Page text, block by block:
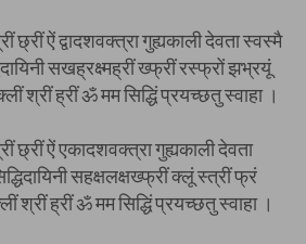
छ्रीं ऐं द्वादशवक्त्रा गुह्यकाली देवता स्वस्मै
सखह्रक्ष्मह्रीं ख्फ्रीं रस्फ्रों झभ्रयूं
श्रीं ह्रीं ॐ मम सिद्धिं प्रयच्छतु स्वाहा ।
छ्रीं ऐं एकादशवक्त्रा गुह्यकाली देवता
सहक्षलक्षख्फ्रीं क्लूं स्त्रीं फ्रं
श्रीं ह्रीं ॐ मम सिद्धिं प्रयच्छतु स्वाहा ।